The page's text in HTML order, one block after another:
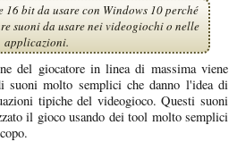
bit da usare con Windows 10 perché
suoni da usare nei videogiochi o nelle
applicazioni.
del giocatore in linea di massima viene
suoni molto semplici che danno l'idea di
tipiche del videogioco. Questi suoni
il gioco usando dei tool molto semplici